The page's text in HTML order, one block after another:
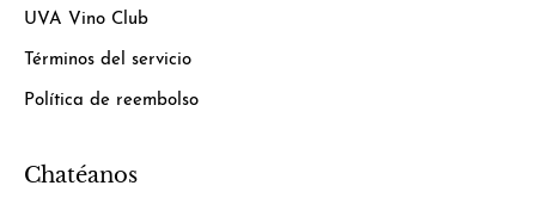
UVA Vino Club
Términos del servicio
Política de reembolso
Chatéanos